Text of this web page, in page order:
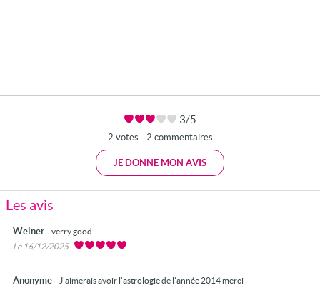
3/5
2 votes - 2 commentaires
JE DONNE MON AVIS
Les avis
Weiner
verry good
Le 16/12/2025
Anonyme
J'aimerais avoir l'astrologie de l'année 2014 merci